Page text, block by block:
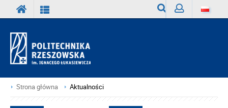
Strona główna Aktualności